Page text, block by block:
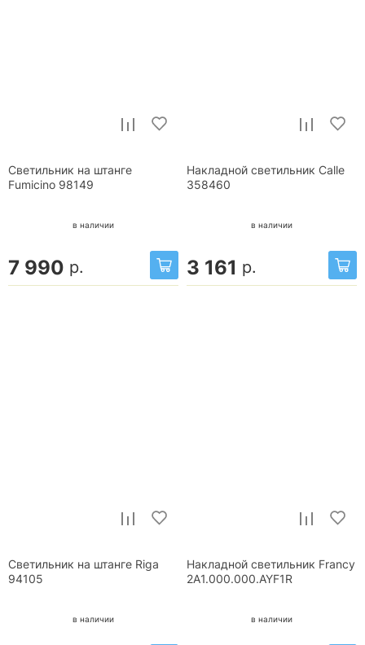
Светильник на штанге
Fumicino 98149
в наличии
7 990 р.
Накладной светильник Calle
358460
в наличии
3 161 р.
Светильник на штанге Riga
94105
в наличии
Накладной светильник Francy
2A1.000.000.AYF1R
в наличии